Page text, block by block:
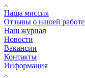
Наша миссия
Отзывы о нашей работе
Наш журнал
Новости
Вакансии
Контакты
Информация